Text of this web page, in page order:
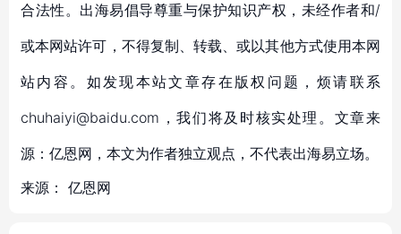
合法性。出海易倡导尊重与保护知识产权，未经作者和/
或本网站许可，不得复制、转载、或以其他方式使用本网
站内容。如发现本站文章存在版权问题，烦请联系
chuhaiyi@baidu.com，我们将及时核实处理。文章来
源：亿恩网，本文为作者独立观点，不代表出海易立场。
来源： 亿恩网